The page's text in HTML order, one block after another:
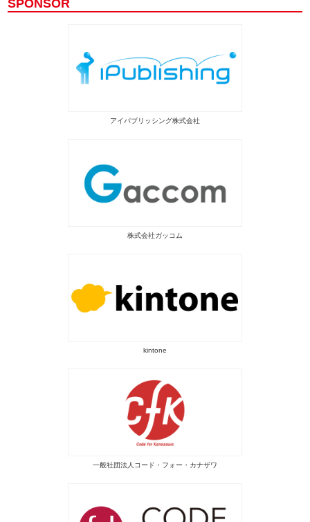
SPONSOR
アイパブリッシング株式会社
株式会社ガッコム
kintone
一般社団法人コード・フォー・カナザワ